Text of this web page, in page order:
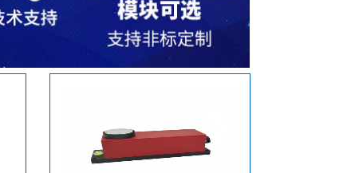
的价格更低，同样的价格我们的服务更